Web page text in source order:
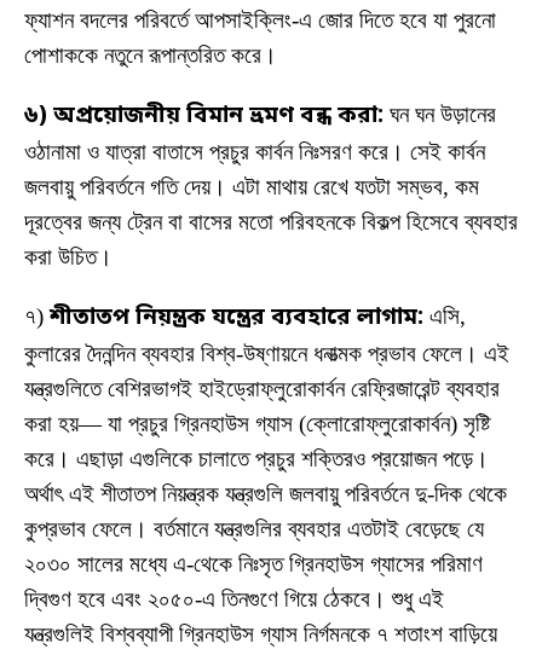
ফ্যাশন বদলের পরিবর্তে আপসাইক্লিং-এ জোর দিতে হবে যা পুরনো
পোশাককে নতুনে রূপান্তরিত করে।
৬) অপ্রয়োজনীয় বিমান ভ্রমণ বন্ধ করা: ঘন ঘন উড়ানের
ওঠানামা ও যাত্রা বাতাসে প্রচুর কার্বন নিঃসরণ করে। সেই কার্বন
জলবায়ু পরিবর্তনে গতি দেয়। এটা মাথায় রেখে যতটা সম্ভব, কম
দূরত্বের জন্য ট্রেন বা বাসের মতো পরিবহনকে বিকল্প হিসেবে ব্যবহার
করা উচিত।
৭)শীতাতপ নিয়ন্ত্রক যন্ত্রের ব্যবহারে লাগাম: এসি,
কুলারের দৈনন্দিন ব্যবহার বিশ্ব-উষ্ণায়নে ধনাত্মক প্রভাব ফেলে। এই
যন্ত্রগুলিতে বেশিরভাগই হাইড্রোফ্লুরোকার্বন রেফ্রিজারেন্ট ব্যবহার
করা হয়— যা প্রচুর গ্রিনহাউস গ্যাস (ক্লোরোফ্লুরোকার্বন) সৃষ্টি
করে। এছাড়া এগুলিকে চালাতে প্রচুর শক্তিরও প্রয়োজন পড়ে।
অর্থাৎ এই শীতাতপ নিয়ন্ত্রক যন্ত্রগুলি জলবায়ু পরিবর্তনে দু-দিক থেকে
কুপ্রভাব ফেলে। বর্তমানে যন্ত্রগুলির ব্যবহার এতটাই বেড়েছে যে
২০৩০ সালের মধ্যে এ-থেকে নিঃসৃত গ্রিনহাউস গ্যাসের পরিমাণ
দ্বিগুণ হবে এবং ২০৫০-এ তিনগুণে গিয়ে ঠেকবে। শুধু এই
যন্ত্রগুলিই বিশ্বব্যাপী গ্রিনহাউস গ্যাস নির্গমনকে ৭ শতাংশ বাড়িয়ে